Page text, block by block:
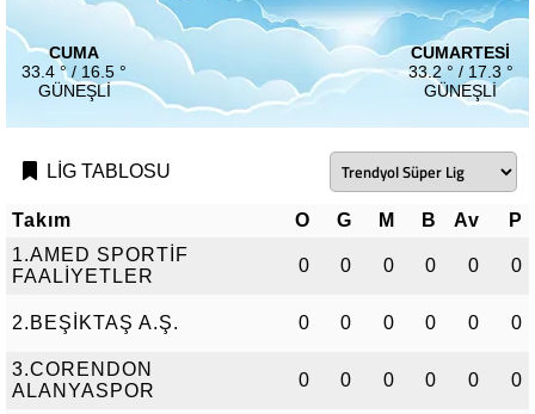
CUMA
33.4 ° / 16.5 °
GÜNEŞLI
CUMARTESI
33.2 ° / 17.3 °
GÜNEŞLI
LİG TABLOSU
Takım O G M B Av
P
1.AMED SPORTİF
FAALİYETLER
0 0 0 0 0 0
2.BEŞİKTAŞ A.Ş. 0 0 0 0 0 0
3.CORENDON
ALANYASPOR
0 0 0 0 0 0